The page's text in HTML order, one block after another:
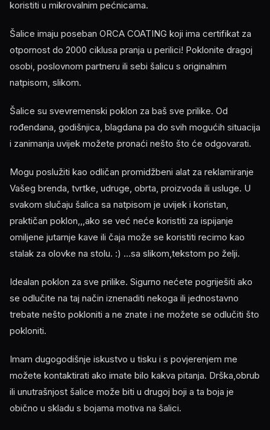
koristiti u mikrovalnim pećnicama.
Šalice imaju poseban ORCA COATING koji ima certifikat za
otpornost do 2000 ciklusa pranja u perilici! Poklonite dragoj
osobi, poslovnom partneru ili sebi šalicu s originalnim
natpisom, slikom.
Šalice su svevremenski poklon za baš sve prilike. Od
rođendana, godišnjica, blagdana pa do svih mogućih situacija
i zanimanja uvijek možete pronaći nešto što će odgovarati.
Mogu poslužiti kao odličan promidžbeni alat za reklamiranje
Vašeg brenda, tvrtke, udruge, obrta, proizvoda ili usluge. U
svakom slučaju šalica sa natpisom je uvijek i koristan,
praktičan poklon,,,ako se već neće koristiti za ispijanje
omiljene jutarnje kave ili čaja može se koristiti recimo kao
stalak za olovke na stolu. :) ...sa slikom,tekstom po želji.
Idealan poklon za sve prilike. Sigurno nećete pogriješiti ako
se odlučite na taj način iznenaditi nekoga ili jednostavno
trebate nešto pokloniti a ne znate i ne možete se odlučiti što
pokloniti.
Imam dugogodišnje iskustvo u tisku i s povjerenjem me
možete kontaktirati ako imate bilo kakva pitanja. Drška,obrub
ili unutrašnjost šalice može biti u drugoj boji a ta boja je
obično u skladu s bojama motiva na šalici.